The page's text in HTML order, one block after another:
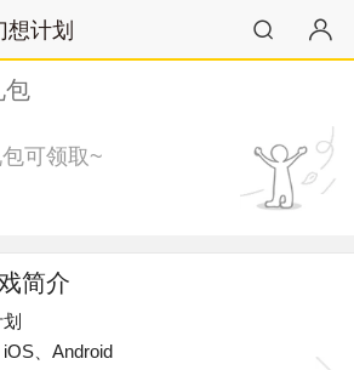
想计划
包
可领取~
简介
、Android